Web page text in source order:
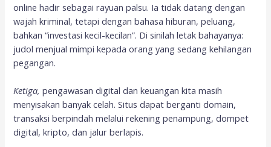
online hadir sebagai rayuan palsu. Ia tidak datang dengan
wajah kriminal, tetapi dengan bahasa hiburan, peluang,
bahkan “investasi kecil-kecilan”. Di sinilah letak bahayanya:
judol menjual mimpi kepada orang yang sedang kehilangan
pegangan.
Ketiga, pengawasan digital dan keuangan kita masih
menyisakan banyak celah. Situs dapat berganti domain,
transaksi berpindah melalui rekening penampung, dompet
digital, kripto, dan jalur berlapis.